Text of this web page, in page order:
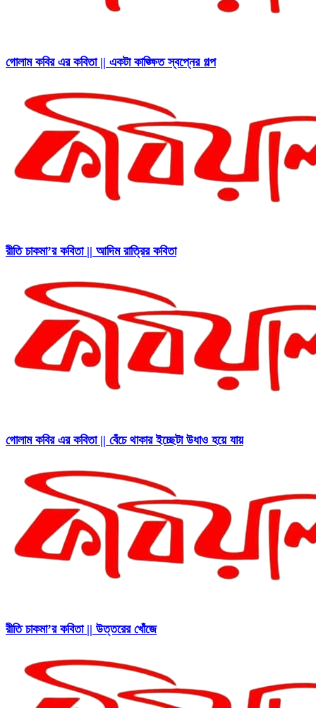
গোলাম কবির এর কবিতা || একটা কাঙ্ক্ষিত স্বপ্নের গল্প
রীতি চাকমা’র কবিতা || আদিম রাত্রির কবিতা
গোলাম কবির এর কবিতা || বেঁচে থাকার ইচ্ছেটা উধাও হয়ে যায়
রীতি চাকমা’র কবিতা || উত্তরের খোঁজে